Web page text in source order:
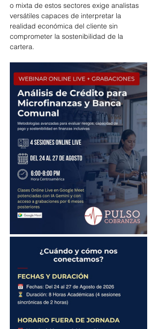
o mixta de estos sectores exige analistas
versátiles capaces de interpretar la
realidad económica del cliente sin
comprometer la sostenibilidad de la
cartera.